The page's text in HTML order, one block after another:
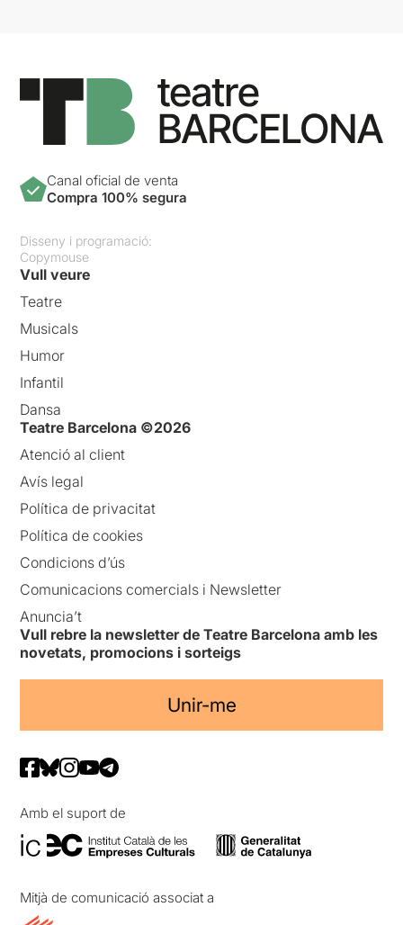
Canal oficial de venta
Compra 100% segura
Disseny i programació:
Copymouse
Vull veure
Teatre
Musicals
Humor
Infantil
Dansa
Teatre Barcelona ©2026
Atenció al client
Avís legal
Política de privacitat
Política de cookies
Condicions d’ús
Comunicacions comercials i Newsletter
Anuncia’t
Vull rebre la newsletter de Teatre Barcelona amb les
novetats, promocions i sorteigs
Unir-me
Amb el suport de
Mitjà de comunicació associat a